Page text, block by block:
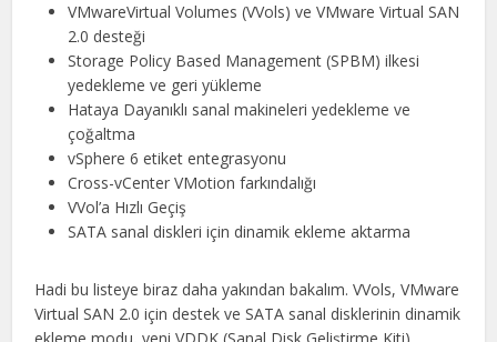
VMwareVirtual Volumes (VVols) ve VMware Virtual SAN
2.0 desteği
Storage Policy Based Management (SPBM) ilkesi
yedekleme ve geri yükleme
Hataya Dayanıklı sanal makineleri yedekleme ve
çoğaltma
vSphere 6 etiket entegrasyonu
Cross-vCenter VMotion farkındalığı
VVol’a Hızlı Geçiş
SATA sanal diskleri için dinamik ekleme aktarma
Hadi bu listeye biraz daha yakından bakalım. VVols, VMware
Virtual SAN 2.0 için destek ve SATA sanal disklerinin dinamik